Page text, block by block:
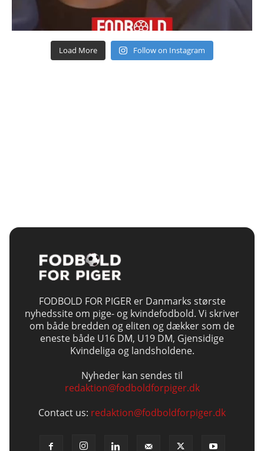
Load More Follow on Instagram
FODBOLD FOR PIGER er Danmarks største
nyhedssite om pige- og kvindefodbold. Vi skriver
om både bredden og eliten og dækker som de
eneste både U16 DM, U19 DM, Gjensidige
Kvindeliga og landsholdene.
Nyheder kan sendes til
redaktion@fodboldforpiger.dk
Contact us: redaktion@fodboldforpiger.dk